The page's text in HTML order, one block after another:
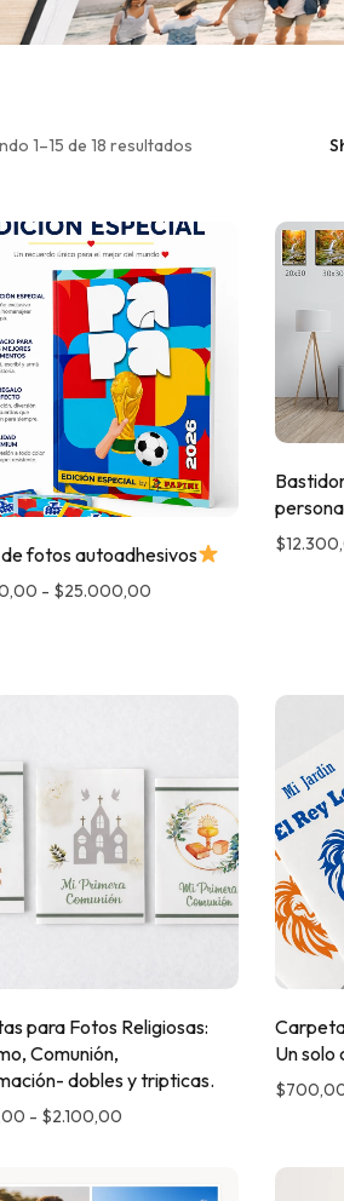
1–15 de 18 resultados
fotos autoadhesivos
- $25.000,00
$
para Fotos Religiosas:
Comunión,
dobles y tripticas.
- $2.100,00
Un solo
$